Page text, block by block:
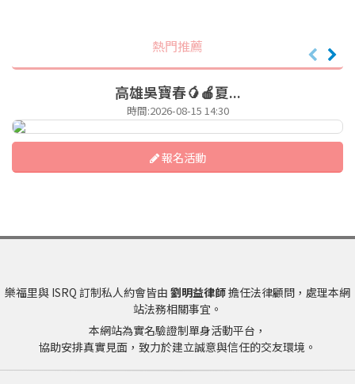
熱門推薦
高雄吳寶春🥭🍎夏...
時間:2026-08-15 14:30
報名活動
樂福里與 ISRQ 訂制私人約會皆由 劉明益律師擔任法律顧問，處理本網
站法務相關事宜。
本網站為實名驗證制單身活動平台，
協助安排真實見面，致力於建立誠意與信任的交友環境。